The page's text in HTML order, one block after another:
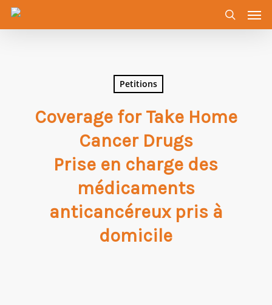
Skip
search
Petitions
Coverage for Take Home
Cancer Drugs
Prise en charge des
médicaments
anticancéreux pris à
domicile